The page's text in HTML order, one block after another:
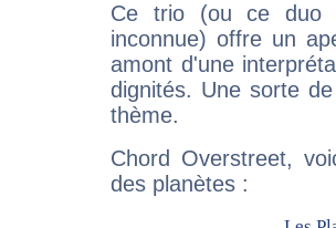
Ce trio (ou ce duo
inconnue) offre un
amont d'une
dignités. Une sorte
thème.
Chord Overstreet,
des planètes :